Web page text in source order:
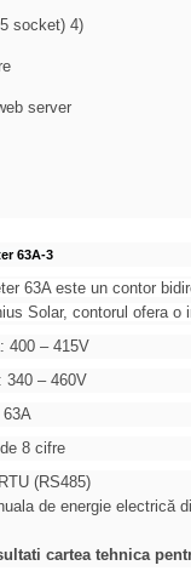
socket) 4)
server
63A-3
63A este un contor
Solar, contorul ofera o
400 – 415V
340 – 460V
8 cifre
(RS485)
de energie electrică
cartea tehnica